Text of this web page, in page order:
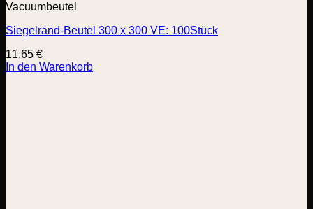
Vacuumbeutel
Siegelrand-Beutel 300 x 300 VE: 100Stück
11,65 €
In den Warenkorb